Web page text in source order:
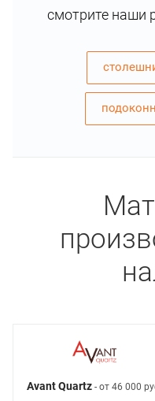
смотрите наши
Avant Quartz - от 46 000